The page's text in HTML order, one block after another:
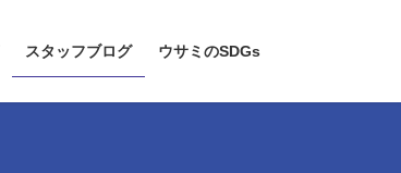
スタッフブログ ウサミのSDGs